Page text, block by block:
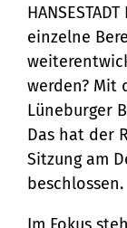
Zukunft
einzelne
werden? Mit
Lüneburger
Das hat der
Sitzung am
beschlossen.
Im Fokus